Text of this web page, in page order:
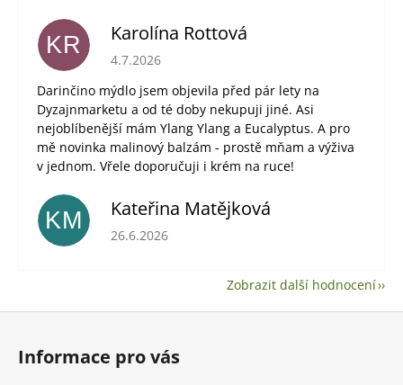
KR Karolína Rottová
Hodnocení obchodu je 5 z 5 hvězdiček.
4.7.2026
Darinčino mýdlo jsem objevila před pár lety na
Dyzajnmarketu a od té doby nekupuji jiné. Asi
nejoblíbenější mám Ylang Ylang a Eucalyptus. A pro
mě novinka malinový balzám - prostě mňam a výživa
v jednom. Vřele doporučuji i krém na ruce!
KM Kateřina Matějková
Hodnocení obchodu je 5 z 5 hvězdiček.
26.6.2026
Zobrazit další hodnocení
Z
Informace pro vás